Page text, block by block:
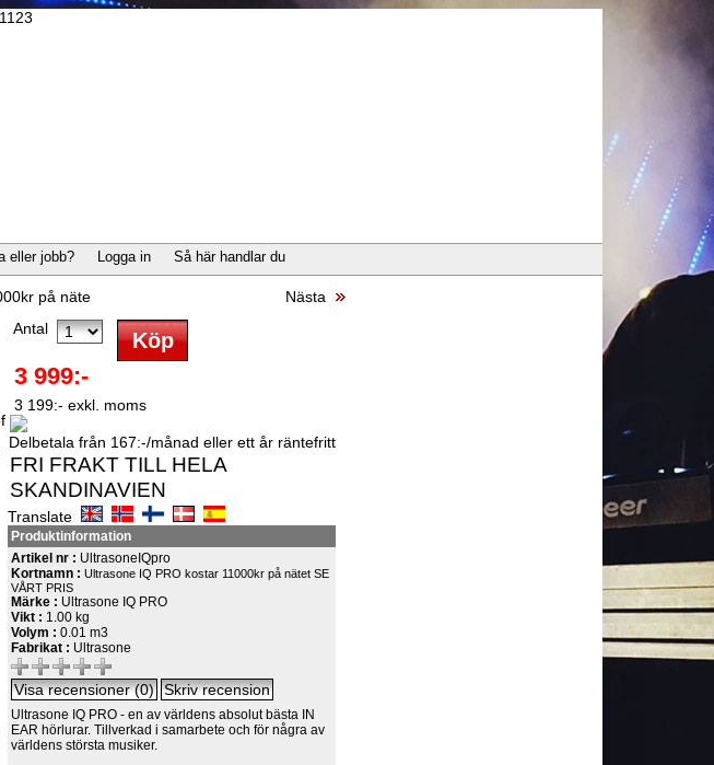
eller jobb? Logga in Så här handlar du
på näte Nästa
Antal
3 999:-
3 199:- exkl. moms
Delbetala från 167:-/månad eller ett år räntefritt
FRI FRAKT TILL HELA
SKANDINAVIEN
Translate
Produktinformation
Artikel nr : UltrasoneIQpro
Kortnamn :Ultrasone IQ PRO kostar 11000kr på nätet SE
VÅRT PRIS
Märke : Ultrasone IQ PRO
Vikt : 1.00 kg
Volym :0.01 m3
Fabrikat : Ultrasone
Ultrasone IQ PRO - en av världens absolut bästa IN
EAR hörlurar. Tillverkad i samarbete och för några av
världens största musiker.